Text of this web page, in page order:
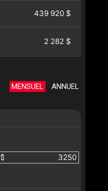
439 920 $
2 282 $
MENSUEL ANNUEL
$